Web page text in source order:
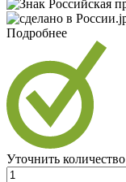
Подробнее
Уточнить количество